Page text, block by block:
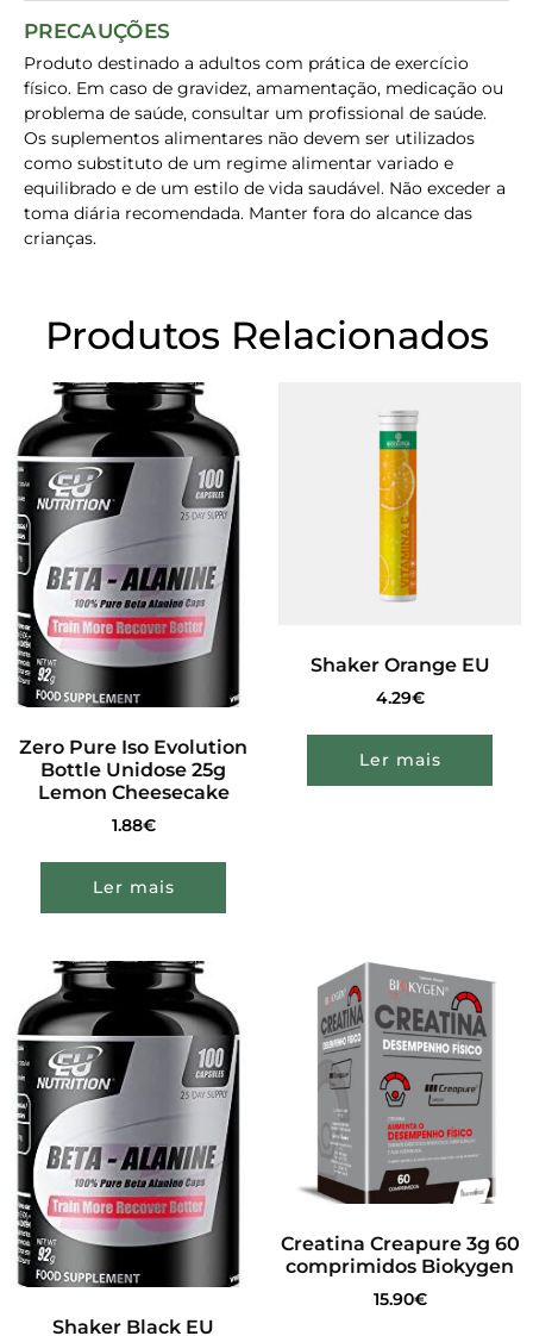
PRECAUÇÕES
Produto destinado a adultos com prática de exercício
físico. Em caso de gravidez, amamentação, medicação ou
problema de saúde, consultar um profissional de saúde.
Os suplementos alimentares não devem ser utilizados
como substituto de um regime alimentar variado e
equilibrado e de um estilo de vida saudável. Não exceder a
toma diária recomendada. Manter fora do alcance das
crianças.
Produtos Relacionados
Zero Pure Iso Evolution
Bottle Unidose 25g
Lemon Cheesecake
1.88€
Ler mais
Shaker Orange EU
4.29€
Ler mais
Shaker Black EU
Creatina Creapure 3g 60
comprimidos Biokygen
15.90€